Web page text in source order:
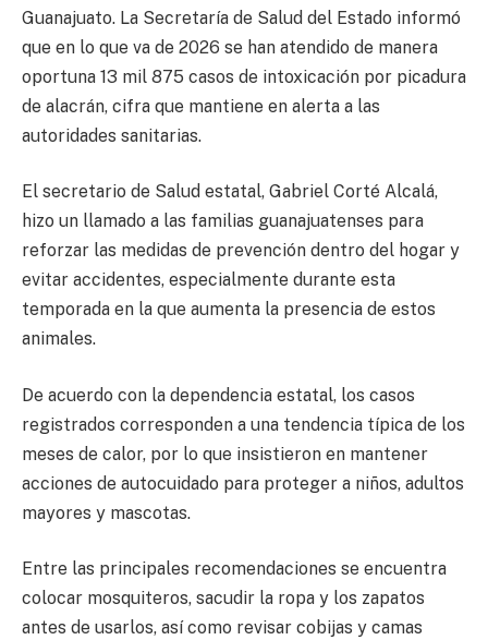
Guanajuato. La Secretaría de Salud del Estado informó
que en lo que va de 2026 se han atendido de manera
oportuna 13 mil 875 casos de intoxicación por picadura
de alacrán, cifra que mantiene en alerta a las
autoridades sanitarias.
El secretario de Salud estatal, Gabriel Corté Alcalá,
hizo un llamado a las familias guanajuatenses para
reforzar las medidas de prevención dentro del hogar y
evitar accidentes, especialmente durante esta
temporada en la que aumenta la presencia de estos
animales.
De acuerdo con la dependencia estatal, los casos
registrados corresponden a una tendencia típica de los
meses de calor, por lo que insistieron en mantener
acciones de autocuidado para proteger a niños, adultos
mayores y mascotas.
Entre las principales recomendaciones se encuentra
colocar mosquiteros, sacudir la ropa y los zapatos
antes de usarlos, así como revisar cobijas y camas